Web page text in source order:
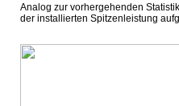
Analog zur vorhergehenden
der installierten Spitzenleistung